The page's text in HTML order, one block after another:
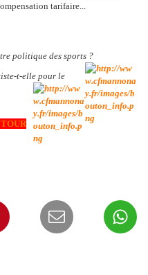
tarifaire...
politique des sports ?
t-elle pour le